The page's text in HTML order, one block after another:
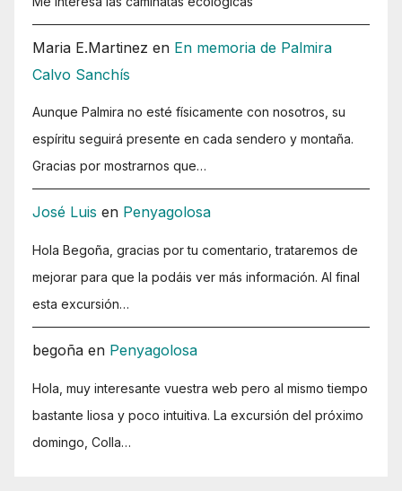
Maria E.Martinez en En memoria de Palmira
Calvo Sanchís
Aunque Palmira no esté físicamente con nosotros, su
espíritu seguirá presente en cada sendero y montaña.
Gracias por mostrarnos que…
José Luis en Penyagolosa
Hola Begoña, gracias por tu comentario, trataremos de
mejorar para que la podáis ver más información. Al final
esta excursión…
begoña en Penyagolosa
Hola, muy interesante vuestra web pero al mismo tiempo
bastante liosa y poco intuitiva. La excursión del próximo
domingo, Colla…